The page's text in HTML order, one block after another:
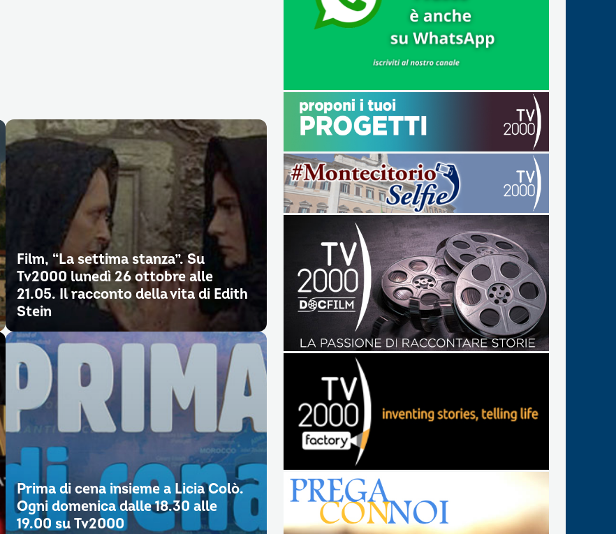
Film, “La settima stanza”. Su
Tv2000 lunedì 26 ottobre alle
21.05. Il racconto della vita di Edith
Stein
Prima di cena insieme a Licia Colò.
Ogni domenica dalle 18.30 alle
19.00 su Tv2000